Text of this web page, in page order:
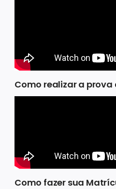
Como realizar a
Como fazer sua